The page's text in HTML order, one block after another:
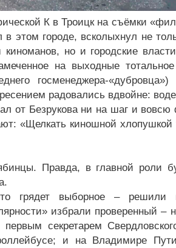
К в Троицк на съёмки
в этом городе, всколыхнул не
но и городские
на выходные
госменеджера-
радовались вдвойне:
от Безрукова ни на шаг и вовсю
«Щелкать киношной хлопушкой
Правда, в главной роли
грядет выборное – решили
избрали проверенный –
секретарем
и на Владимире